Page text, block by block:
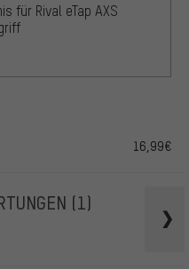
für Rival eTap AXS
16,99€
(1)